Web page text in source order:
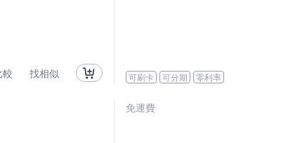
較 找相似 可刷卡 可分期 零利率
免運費